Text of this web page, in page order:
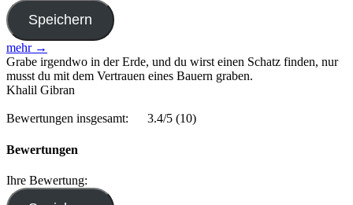
mehr →
Grabe irgendwo in der Erde, und du wirst einen Schatz finden, nur
musst du mit dem Vertrauen eines Bauern graben.
Khalil Gibran
Bewertungen insgesamt: 3.4/5 (10)
Bewertungen
Ihre Bewertung: